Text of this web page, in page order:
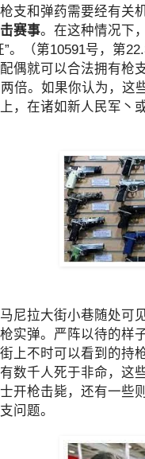
支和弹药需要经有关
赛事。在这种情况下
。（第10591号，第
偶就可以合法拥有枪
倍。如果你认为，
，在诸如新人民军
尼拉大街小巷随处
实弹。严阵以待的
上不时可以看到的
数千人死于非命，
开枪击毙，还有一
问题。